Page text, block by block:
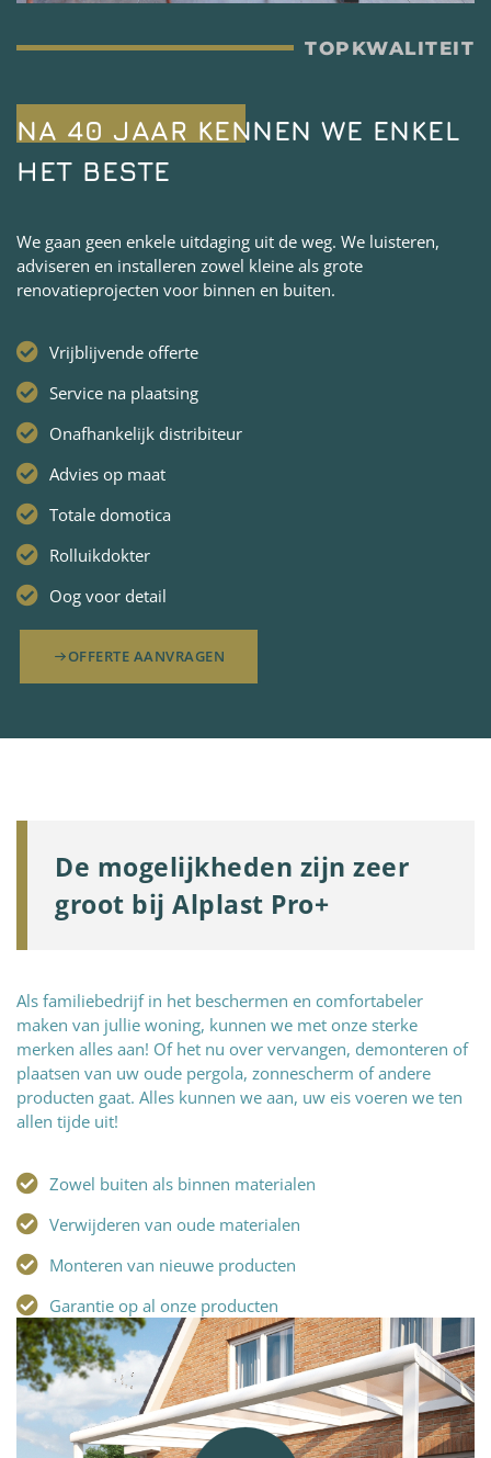
TOPKWALITEIT
NA 40 JAAR KENNEN WE ENKEL
HET BESTE
We gaan geen enkele uitdaging uit de weg. We luisteren,
adviseren en installeren zowel kleine als grote
renovatieprojecten voor binnen en buiten.
Vrijblijvende offerte
Service na plaatsing
Onafhankelijk distribiteur
Advies op maat
Totale domotica
Rolluikdokter
Oog voor detail
OFFERTE AANVRAGEN
De mogelijkheden zijn zeer
groot bij Alplast Pro+
Als familiebedrijf in het beschermen en comfortabeler
maken van jullie woning, kunnen we met onze sterke
merken alles aan! Of het nu over vervangen, demonteren of
plaatsen van uw oude pergola, zonnescherm of andere
producten gaat. Alles kunnen we aan, uw eis voeren we ten
allen tijde uit!
Zowel buiten als binnen materialen
Verwijderen van oude materialen
Monteren van nieuwe producten
Garantie op al onze producten